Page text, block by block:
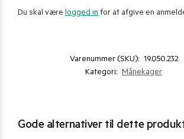
Du skal være logged in for at afgive en
Varenummer (SKU): 19.050.232
Kategori: Månekager
Gode alternativer til dette